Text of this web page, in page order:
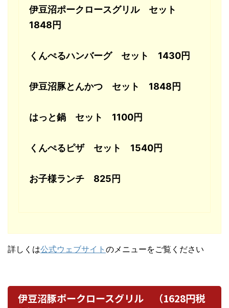
伊豆沼ポークロースグリル セット
1848円
くんぺるハンバーグ セット 1430円
伊豆沼豚とんかつ セット 1848円
はっと鍋 セット 1100円
くんぺるピザ セット 1540円
お子様ランチ 825円
詳しくは公式ウェブサイト のメニューをご覧ください
伊豆沼豚ポークロースグリル （1628円税